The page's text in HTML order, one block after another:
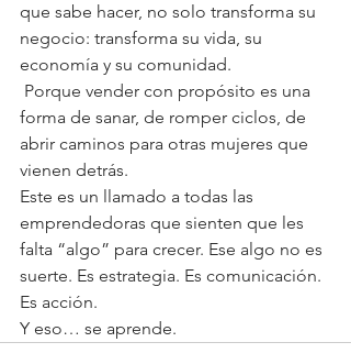
que sabe hacer, no solo transforma su
negocio: transforma su vida, su
economía y su comunidad.
forma de sanar, de romper ciclos, de
abrir caminos para otras mujeres que
vienen detrás.
Este es un llamado a todas las
emprendedoras que sienten que les
falta “algo” para crecer. Ese algo no es
suerte. Es estrategia. Es comunicación.
Es acción.
Y eso… se aprende.